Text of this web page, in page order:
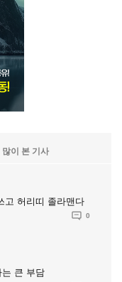
많이 본 기사
고 허리띠 졸라맨다
0
큰 부담